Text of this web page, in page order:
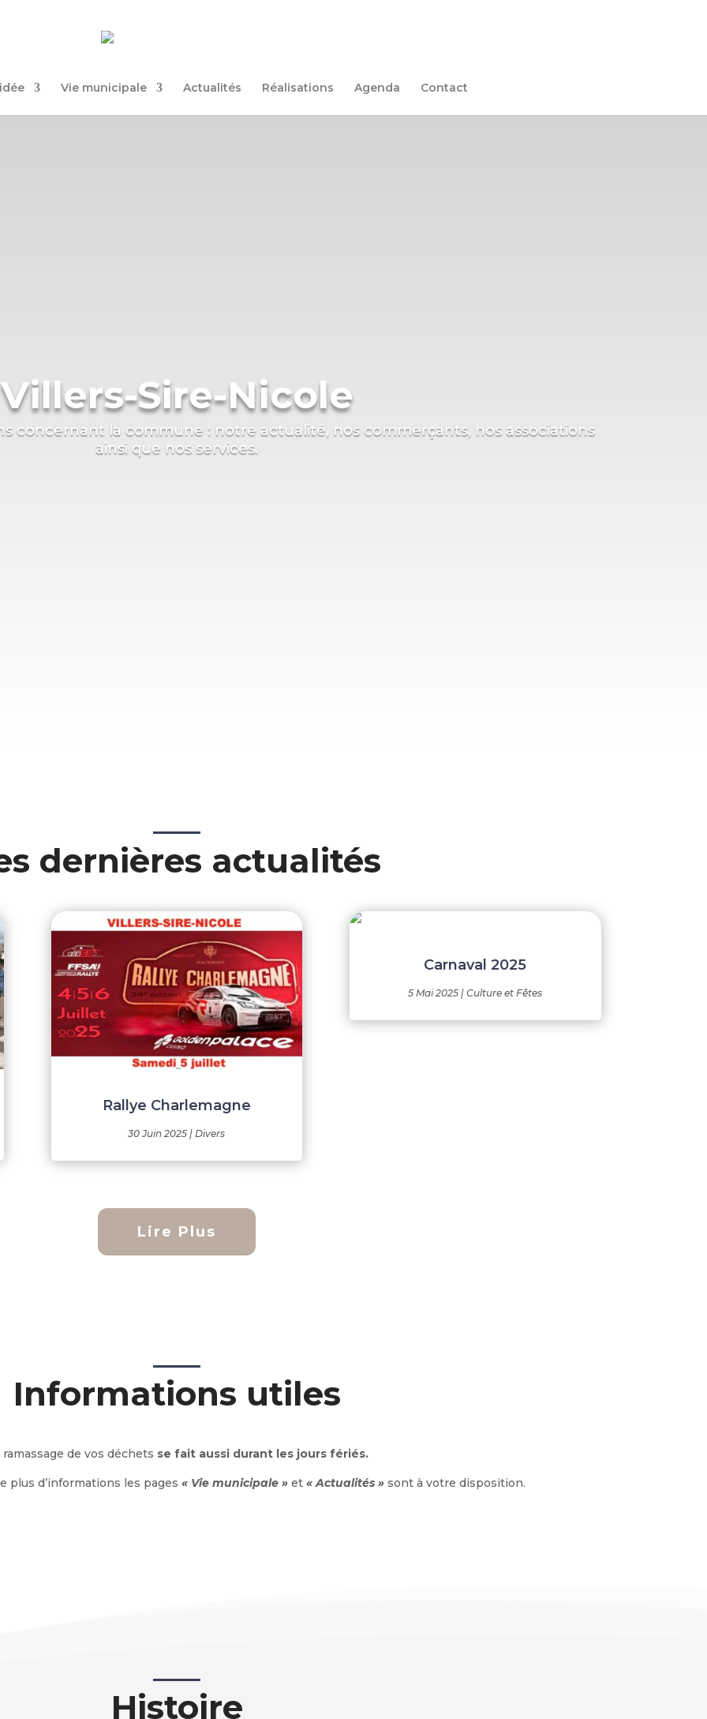
Vie municipale Actualités Réalisations Agenda Contact
Villers-Sire-Nicole
concernant la commune : notre actualité, nos commerçants, nos associations
ainsi que nos services.
dernières actualités
Rallye Charlemagne
30 Juin 2025 |Divers
Carnaval 2025
5 Mai 2025 |Culture et Fêtes
Lire Plus
Informations utiles
ramassage de vos déchets se fait aussi durant les jours fériés.
plus d’informations les pages « Vie municipale »et « Actualités »sont à votre disposition.
Histoire